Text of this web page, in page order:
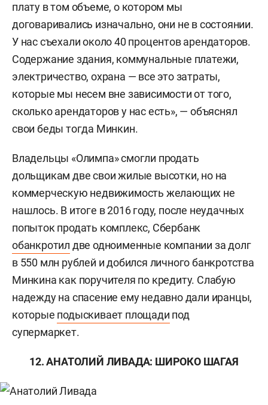
плату в том объеме, о котором мы
договаривались изначально, они не в состоянии.
У нас съехали около 40 процентов арендаторов.
Содержание здания, коммунальные платежи,
электричество, охрана — все это затраты,
которые мы несем вне зависимости от того,
сколько арендаторов у нас есть», — объяснял
свои беды тогда Минкин.
Владельцы «Олимпа» смогли продать
дольщикам две свои жилые высотки, но на
коммерческую недвижимость желающих не
нашлось. В итоге в 2016 году, после неудачных
попыток продать комплекс, Сбербанк
обанкротил две одноименные компании за долг
в 550 млн рублей и добился личного банкротства
Минкина как поручителя по кредиту. Слабую
надежду на спасение ему недавно дали иранцы,
которые подыскивает площади под
супермаркет.
12. АНАТОЛИЙ ЛИВАДА: ШИРОКО ШАГАЯ